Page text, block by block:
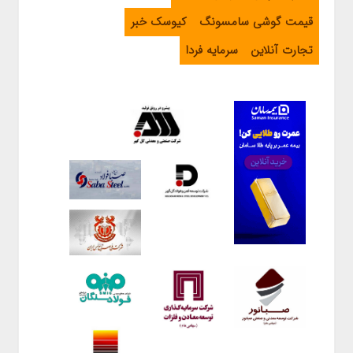
قیمت گوشی سامسونگ
کیوسک خبر
تجارت آنلاین
سرمایه فردا